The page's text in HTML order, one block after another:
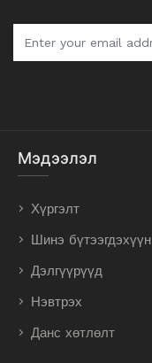
Мэдээлэл
Хүргэлт
Шинэ бүтээгдэхүүн
Дэлгүүрүүд
Нэвтрэх
Данс хөтлөлт